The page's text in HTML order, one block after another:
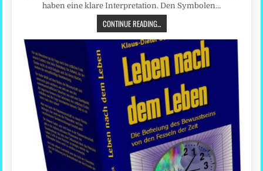
haben eine klare Interpretation. Den Symbolen…
CONTINUE READING...